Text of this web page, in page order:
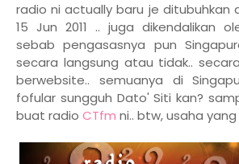
radio ni actually baru je ditubuhkan
15 Jun 2011 .. juga dikendalikan
sebab pengasasnya pun
secara langsung atau tidak..
berwebsite.. semuanya di
fofular sungguh Dato' Siti kan?
buat radio CTfm ni.. btw, usaha yang